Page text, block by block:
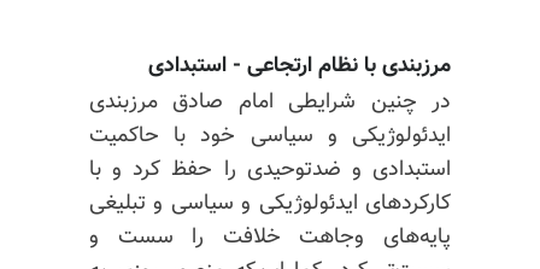
مرزبندی با نظام ارتجاعی - استبدادی
در چنین شرایطی امام صادق مرزبندی
ایدئولوژیکی و سیاسی خود با حاکمیت
استبدادی و ضدتوحیدی را حفظ کرد و با
کارکردهای ایدئولوژیکی و سیاسی و تبلیغی
پایه‌های وجاهت خلافت را سست و